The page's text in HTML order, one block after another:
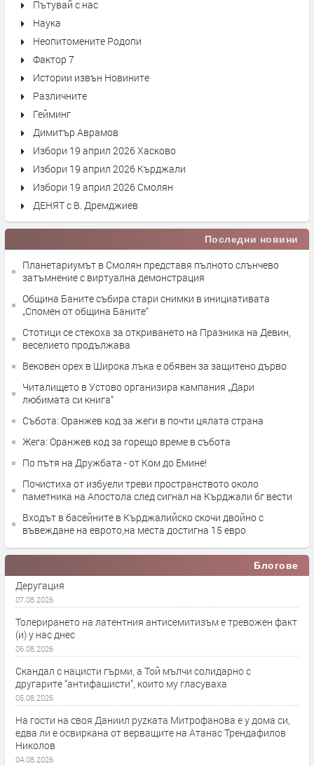
Пътувай с нас
Наука
Неопитомените Родопи
Фактор 7
Истории извън Новините
Различните
Гейминг
Димитър Аврамов
Избори 19 април 2026 Хасково
Избори 19 април 2026 Кърджали
Избори 19 април 2026 Смолян
ДЕНЯТ с В. Дремджиев
Последни новини
Планетариумът в Смолян представя пълното слънчево
затъмнение с виртуална демонстрация
Община Баните събира стари снимки в инициативата
„Спомен от община Баните“
Стотици се стекоха за откриването на Празника на Девин,
веселието продължава
Вековен орех в Широка лъка е обявен за защитено дърво
Читалището в Устово организира кампания „Дари
любимата си книга“
Събота: Оранжев код за жеги в почти цялата страна
Жега: Оранжев код за горещо време в събота
По пътя на Дружбата - от Ком до Емине!
Почистиха от избуели треви пространството около
паметника на Апостола след сигнал на Кърджали бг вести
Входът в басейните в Кърджалийско скочи двойно с
въвеждане на еврото,на места достигна 15 евро
Блогове
Деругация
07.08.2026
Толерирането на латентния антисемитизъм е тревожен факт
(и) у нас днес
06.08.2026
Скандал с нацисти гърми, а Той мълчи солидарно с
другарите “антифашисти”, които му гласуваха
05.08.2026
На гости на своя Даниил руzката Митрофанова е у дома си,
едва ли е освиркана от верващите на Атанас Трендафилов
Николов
04.08.2026